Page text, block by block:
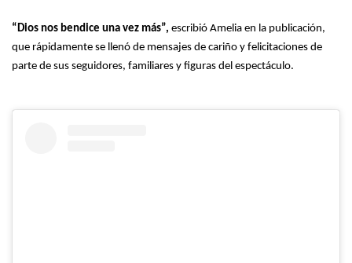
“Dios nos bendice una vez más”, escribió Amelia en la publicación,
que rápidamente se llenó de mensajes de cariño y felicitaciones de
parte de sus seguidores, familiares y figuras del espectáculo.